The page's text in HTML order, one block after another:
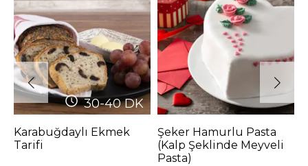
30-40DK
Karabuğdaylı Ekmek
Tarifi
Şeker Hamurlu Pasta
(Kalp Şeklinde Meyveli
Pasta)